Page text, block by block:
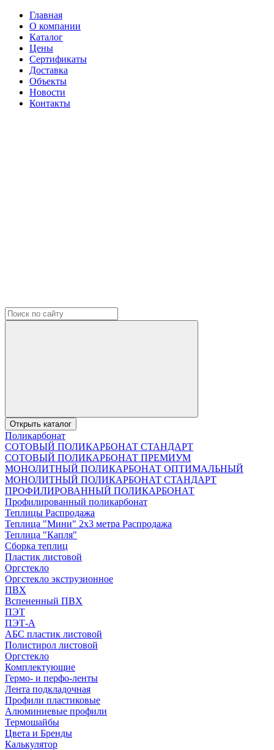
Главная
О компании
Каталог
Цены
Сертификаты
Доставка
Объекты
Новости
Контакты
Открыть каталог
Поликарбонат
СОТОВЫЙ ПОЛИКАРБОНАТ СТАНДАРТ
СОТОВЫЙ ПОЛИКАРБОНАТ ПРЕМИУМ
МОНОЛИТНЫЙ ПОЛИКАРБОНАТ ОПТИМАЛЬНЫЙ
МОНОЛИТНЫЙ ПОЛИКАРБОНАТ СТАНДАРТ
ПРОФИЛИРОВАННЫЙ ПОЛИКАРБОНАТ
Профилированный поликарбонат
Теплицы Распродажа
Теплица "Мини" 2х3 метра Распродажа
Теплица "Капля"
Сборка теплиц
Пластик листовой
Оргстекло
Оргстекло экструзионное
ПВХ
Вспененный ПВХ
ПЭТ
ПЭТ-А
АБС пластик листовой
Полистирол листовой
Оргстекло
Комплектующие
Гермо- и перфо-ленты
Лента подкладочная
Профили пластиковые
Алюминиевые профили
Термошайбы
Цвета и Бренды
Калькулятор